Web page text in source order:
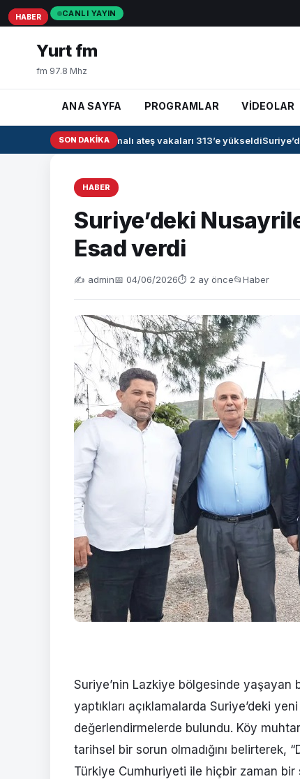
CANLI YAYIN
Yurt fm
fm 97.8 Mhz
ANA SAYFA PROGRAMLAR VİDEOLAR
SON DAKIKA
Irak’ta kanamalı ateş vakaları 313’e yükseldiSuriye’de
HABER
Suriye’deki
Esad verdi
✍️ admin📅 04/06/2026⏱ 2 ay önce📂Haber
Suriye’nin Lazkiye bölgesinde yaşayan
yaptıkları açıklamalarda Suriye’deki
değerlendirmelerde bulundu. Köy
tarihsel bir sorun olmadığını belirterek,
Türkiye Cumhuriyeti ile hiçbir zaman bir
HABER
HABER
HABER